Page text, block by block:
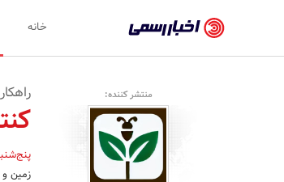
رسمی
-
اخبار
تایید
شده
خانه
منتشر کننده:
پنج‌شنبه
زمین